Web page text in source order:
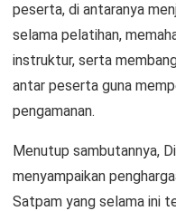
peserta, di antaranya
selama pelatihan,
instruktur, serta
antar peserta guna
pengamanan.
Menutup sambutannya,
menyampaikan
Satpam yang selama ini